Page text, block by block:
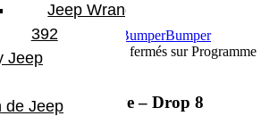
BumperOffroad BumperBumper
Commentaires fermés sur Programme
– Drop 8
Twelve 4 Twelve – Drop 8
Jeep Wrangler V8
392
Jeep
de Jeep